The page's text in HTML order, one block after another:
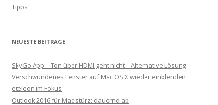
Tipps
NEUESTE BEITRÄGE
SkyGo App – Ton über HDMI geht nicht – Alternative Lösung
Verschwundenes Fenster auf Mac OS X wieder einblenden
eteleon im Fokus
Outlook 2016 für Mac stürzt dauernd ab